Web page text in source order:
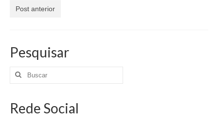
Jornais
Cartilhas
Sites Importantes
Contato
Post anterior
Pesquisar
Rede Social